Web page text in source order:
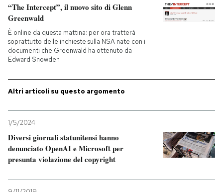
“The Intercept”, il nuovo sito di Glenn
Greenwald
È online da questa mattina: per ora tratterà
soprattutto delle inchieste sulla NSA nate con i
documenti che Greenwald ha ottenuto da
Edward Snowden
Altri articoli su questo argomento
1/5/2024
Diversi giornali statunitensi hanno
denunciato OpenAI e Microsoft per
presunta violazione del copyright